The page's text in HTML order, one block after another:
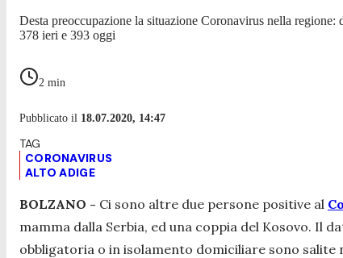
Desta preoccupazione la situazione Coronavirus nella
378 ieri e 393 oggi
2 min
Pubblicato il 18.07.2020, 14:47
CORONAVIRUS
ALTO ADIGE
BOLZANO - Ci sono altre due persone positive al
mamma dalla Serbia, ed una coppia del Kosovo. Il
obbligatoria o in isolamento domiciliare sono salite